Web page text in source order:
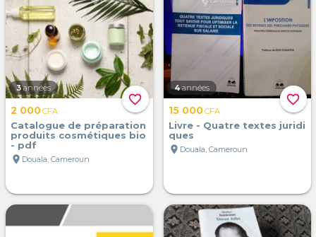
favorite_border
3 années
2 000CFA
Catalogue de préparation
produits cosmétiques bio
- pdf
location_on Douala, Cameroun
favorite_border
4 années
15 000CFA
Livre - Quatre textes juridi
ques
location_on Douala, Cameroun